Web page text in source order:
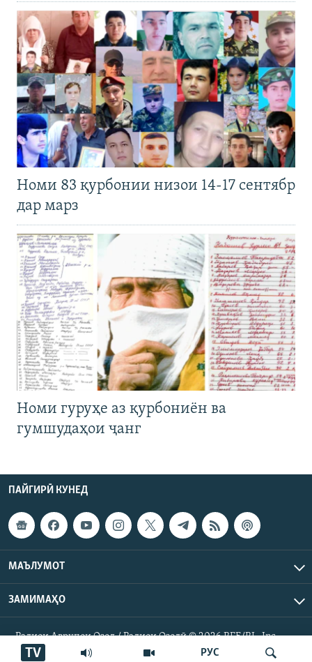
РУС
TV
Номи 83 қурбонии низои 14-17 сентябр
дар марз
Номи гуруҳе аз қурбониён ва
гумшудаҳои ҷанг
ПАЙГИРӢ КУНЕД
МАЪЛУМОТ
ЗАМИМАҲО
Радиои Аврупои Озод / Радиои Озодӣ © 2026 RFE/RL. Inc.
Ҳамаи ҳуқуқ маҳфуз аст.